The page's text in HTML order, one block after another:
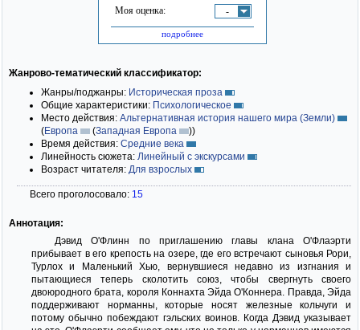
Моя оценка: -
подробнее
Жанрово-тематический классификатор:
Жанры/поджанры: Историческая проза
Общие характеристики: Психологическое
Место действия: Альтернативная история нашего мира (Земли)
(Европа (Западная Европа ))
Время действия: Средние века
Линейность сюжета: Линейный с экскурсами
Возраст читателя: Для взрослых
Всего проголосовало: 15
Аннотация:
Дэвид О'Флинн по приглашению главы клана О'Флаэрти
прибывает в его крепость на озере, где его встречают сыновья Рори,
Турлох и Маленький Хью, вернувшиеся недавно из изгнания и
пытающиеся теперь сколотить союз, чтобы свергнуть своего
двоюродного брата, короля Коннахта Эйда О'Коннера. Правда, Эйда
поддерживают норманны, которые носят железные кольчуги и
потому обычно побеждают гэльских воинов. Когда Дэвид указывает